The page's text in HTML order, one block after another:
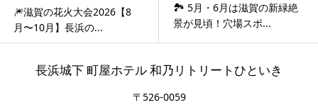
🎆滋賀の花火大会2026【8
月〜10月】長浜の...
🏞 5月・6月は滋賀の新緑絶
景が見頃！穴場スポ...
長浜城下 町屋ホテル 和乃リトリートひといき
〒526-0059